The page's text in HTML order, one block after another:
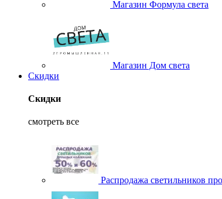
Магазин Формула света
Магазин Дом света
Скидки
Скидки
смотреть все
Распродажа светильников